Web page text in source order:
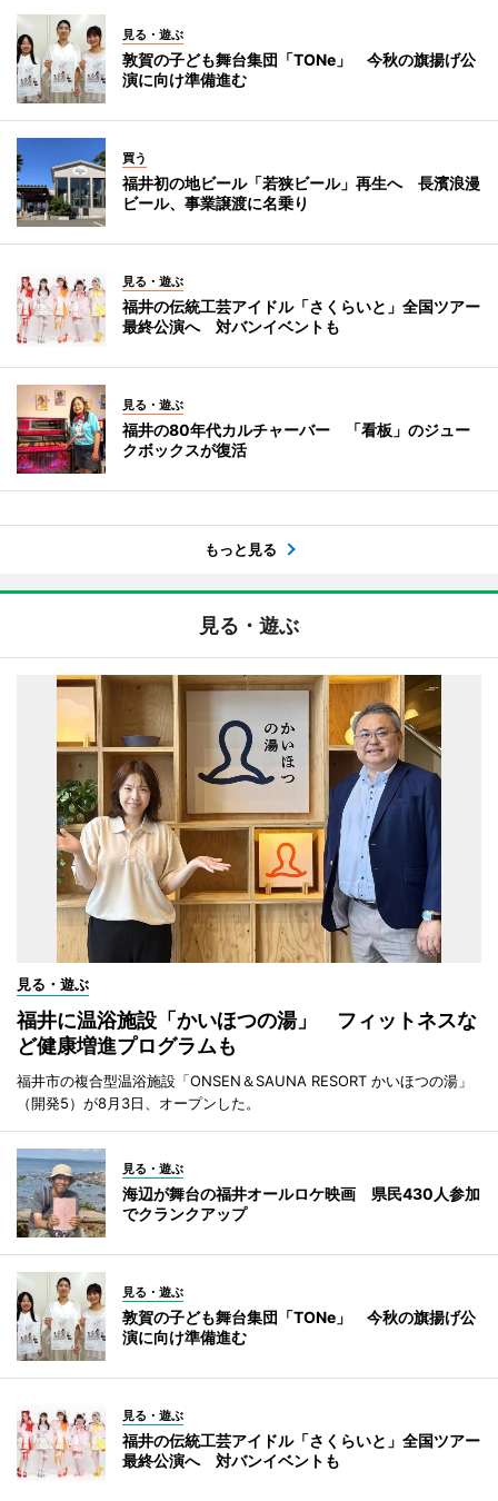
見る・遊ぶ
敦賀の子ども舞台集団「TONe」 今秋の旗揚げ公
演に向け準備進む
買う
福井初の地ビール「若狭ビール」再生へ 長濱浪漫
ビール、事業譲渡に名乗り
見る・遊ぶ
福井の伝統工芸アイドル「さくらいと」全国ツアー
最終公演へ 対バンイベントも
見る・遊ぶ
福井の80年代カルチャーバー 「看板」のジュー
クボックスが復活
もっと見る
見る・遊ぶ
見る・遊ぶ
福井に温浴施設「かいほつの湯」 フィットネスな
ど健康増進プログラムも
福井市の複合型温浴施設「ONSEN＆SAUNA RESORT かいほつの湯」
（開発5）が8月3日、オープンした。
見る・遊ぶ
海辺が舞台の福井オールロケ映画 県民430人参加
でクランクアップ
見る・遊ぶ
敦賀の子ども舞台集団「TONe」 今秋の旗揚げ公
演に向け準備進む
見る・遊ぶ
福井の伝統工芸アイドル「さくらいと」全国ツアー
最終公演へ 対バンイベントも